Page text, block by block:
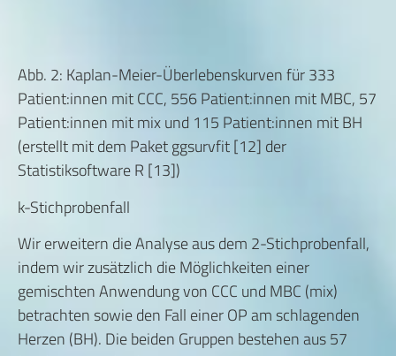
Abb. 2: Kaplan-Meier-Überlebenskurven für 333
Patient:innen mit CCC, 556 Patient:innen mit MBC, 57
Patient:innen mit mix und 115 Patient:innen mit BH
(erstellt mit dem Paket ggsurvfit [12] der
Statistiksoftware R [13])
k-Stichprobenfall
Wir erweitern die Analyse aus dem 2-Stichprobenfall,
indem wir zusätzlich die Möglichkeiten einer
gemischten Anwendung von CCC und MBC (mix)
betrachten sowie den Fall einer OP am schlagenden
Herzen (BH). Die beiden Gruppen bestehen aus 57